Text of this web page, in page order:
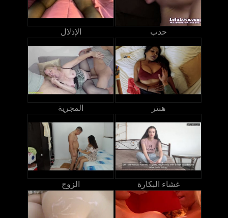
الإذلال حدب
المجرية هنتر
الزوج غشاء البكارة